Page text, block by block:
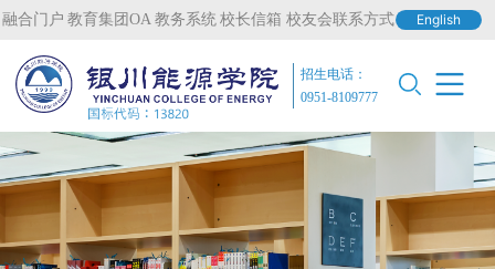
融合门户 教育集团OA 教务系统 校长信箱 校友会联系方式 English
招生电话：
0951-8109777